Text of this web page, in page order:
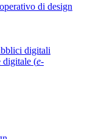
di design
digitali
digitale (e-